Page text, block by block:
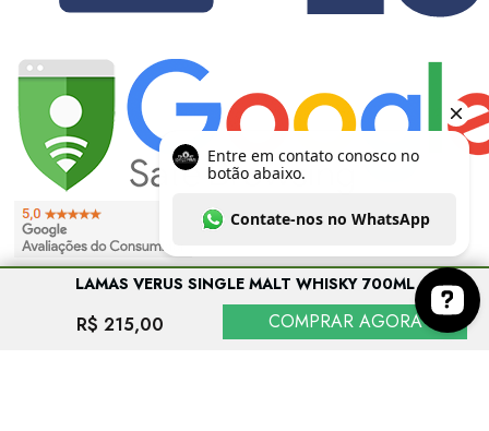
LAMAS VERUS SINGLE MALT WHISKY 700ML
R$ 215,00 COMPRAR AGORA